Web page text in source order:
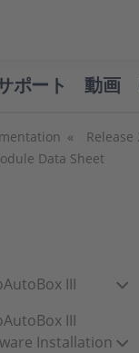
ポート 動画
Release
Data Sheet
III
III
Installation